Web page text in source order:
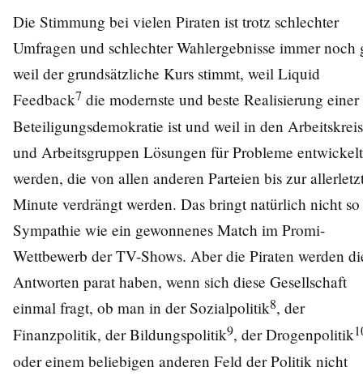
Die Stimmung bei vielen Piraten ist trotz schlechter
Umfragen und schlechter Wahlergebnisse immer noch
weil der grundsätzliche Kurs stimmt, weil Liquid
Feedback7 die modernste und beste Realisierung einer
Beteiligungsdemokratie ist und weil in den
und Arbeitsgruppen Lösungen für Probleme entwickelt
werden, die von allen anderen Parteien bis zur
Minute verdrängt werden. Das bringt natürlich nicht
Sympathie wie ein gewonnenes Match im Promi-
Wettbewerb der TV-Shows. Aber die Piraten werden
Antworten parat haben, wenn sich diese Gesellschaft
einmal fragt, ob man in der Sozialpolitik8, der
Finanzpolitik, der Bildungspolitik9, der Drogenpolitik
oder einem beliebigen anderen Feld der Politik nicht